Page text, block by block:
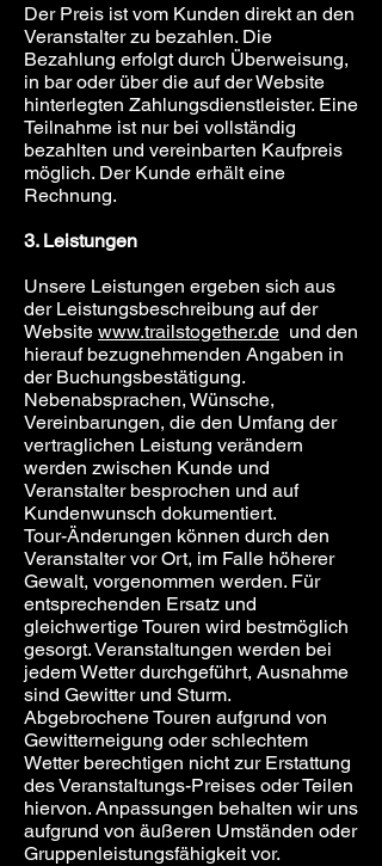
Der Preis ist vom Kunden direkt an den
Veranstalter zu bezahlen. Die
Bezahlung erfolgt durch Überweisung,
in bar oder über die auf der Website
hinterlegten Zahlungsdienstleister. Eine
Teilnahme ist nur bei vollständig
bezahlten und vereinbarten Kaufpreis
möglich. Der Kunde erhält eine
Rechnung.
3. Leistungen
Unsere Leistungen ergeben sich aus
der Leistungsbeschreibung auf der
Website www.trailstogether.de und den
hierauf bezugnehmenden Angaben in
der Buchungsbestätigung.
Nebenabsprachen, Wünsche,
Vereinbarungen, die den Umfang der
vertraglichen Leistung verändern
werden zwischen Kunde und
Veranstalter besprochen und auf
Kundenwunsch dokumentiert.
Tour-Änderungen können durch den
Veranstalter vor Ort, im Falle höherer
Gewalt, vorgenommen werden. Für
entsprechenden Ersatz und
gleichwertige Touren wird bestmöglich
gesorgt. Veranstaltungen werden bei
jedem Wetter durchgeführt, Ausnahme
sind Gewitter und Sturm.
Abgebrochene Touren aufgrund von
Gewitterneigung oder schlechtem
Wetter berechtigen nicht zur Erstattung
des Veranstaltungs-Preises oder Teilen
hiervon. Anpassungen behalten wir uns
aufgrund von äußeren Umständen oder
Gruppenleistungsfähigkeit vor.